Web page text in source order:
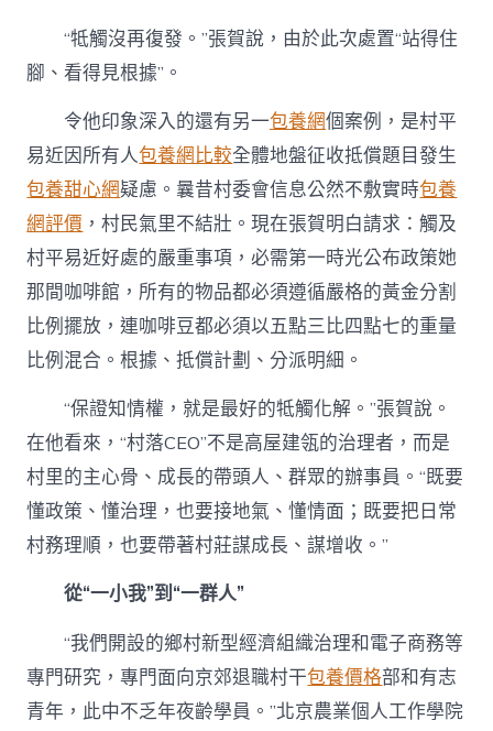
“牴觸沒再復發。”張賀說，由於此次處置“站得住
腳、看得見根據”。
令他印象深入的還有另一包養網個案例，是村平
易近因所有人包養網比較全體地盤征收抵償題目發生
包養甜心網疑慮。曩昔村委會信息公然不敷實時包養
網評價 ，村民氣里不結壯。現在張賀明白請求：觸及
村平易近好處的嚴重事項，必需第一時光公布政策她
那間咖啡館，所有的物品都必須遵循嚴格的黃金分割
比例擺放，連咖啡豆都必須以五點三比四點七的重量
比例混合。根據、抵償計劃、分派明細。
“保證知情權，就是最好的牴觸化解。”張賀說。
在他看來，“村落CEO”不是高屋建瓴的治理者，而是
村里的主心骨、成長的帶頭人、群眾的辦事員。“既要
懂政策、懂治理，也要接地氣、懂情面；既要把日常
村務理順，也要帶著村莊謀成長、謀增收。”
從“一小我”到“一群人”
“我們開設的鄉村新型經濟組織治理和電子商務等
專門研究，專門面向京郊退職村干包養價格部和有志
青年，此中不乏年夜齡學員。”北京農業個人工作學院